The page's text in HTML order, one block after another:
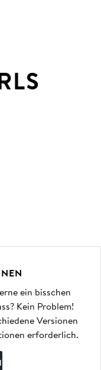
ein bisschen
Kein Problem!
Versionen
erforderlich.